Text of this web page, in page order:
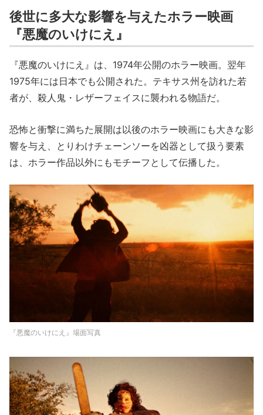
後世に多大な影響を与えたホラー映画
『悪魔のいけにえ』
『悪魔のいけにえ』は、1974年公開のホラー映画。翌年
1975年には日本でも公開された。テキサス州を訪れた若
者が、殺人鬼・レザーフェイスに襲われる物語だ。
恐怖と衝撃に満ちた展開は以後のホラー映画にも大きな影
響を与え、とりわけチェーンソーを凶器として扱う要素
は、ホラー作品以外にもモチーフとして伝播した。
『悪魔のいけにえ』場面写真